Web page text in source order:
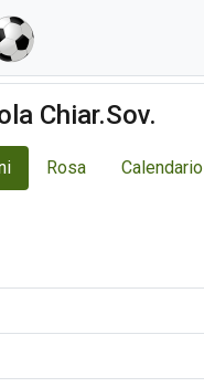
Chiar.Sov.
Rosa Calendario